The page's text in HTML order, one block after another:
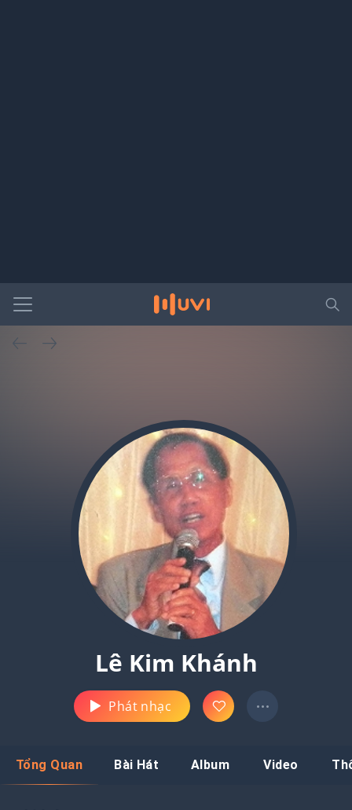
Lê Kim Khánh
Phát nhạc
Tổng Quan Bài Hát Album Video